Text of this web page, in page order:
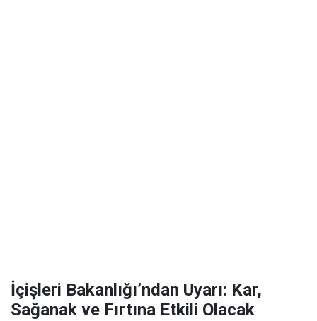
İçişleri Bakanlığı’ndan Uyarı: Kar,
Sağanak ve Fırtına Etkili Olacak